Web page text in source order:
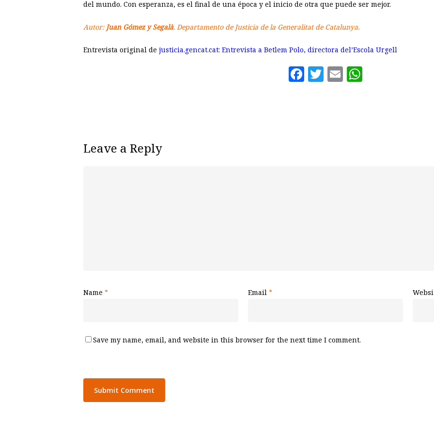
del mundo. Con esperanza, es el final de una época y el inicio de otra que puede ser mejor.
Autor: Juan Gómez y Segalà. Departamento de Justicia de la Generalitat de Catalunya.
Entrevista original de justicia.gencat.cat: Entrevista a Betlem Polo, directora del’Escola Urgell
Facebook
Twitter
Email
Leave a Reply
Name * Email *
Save my name, email, and website in this browser for the next time I comment.